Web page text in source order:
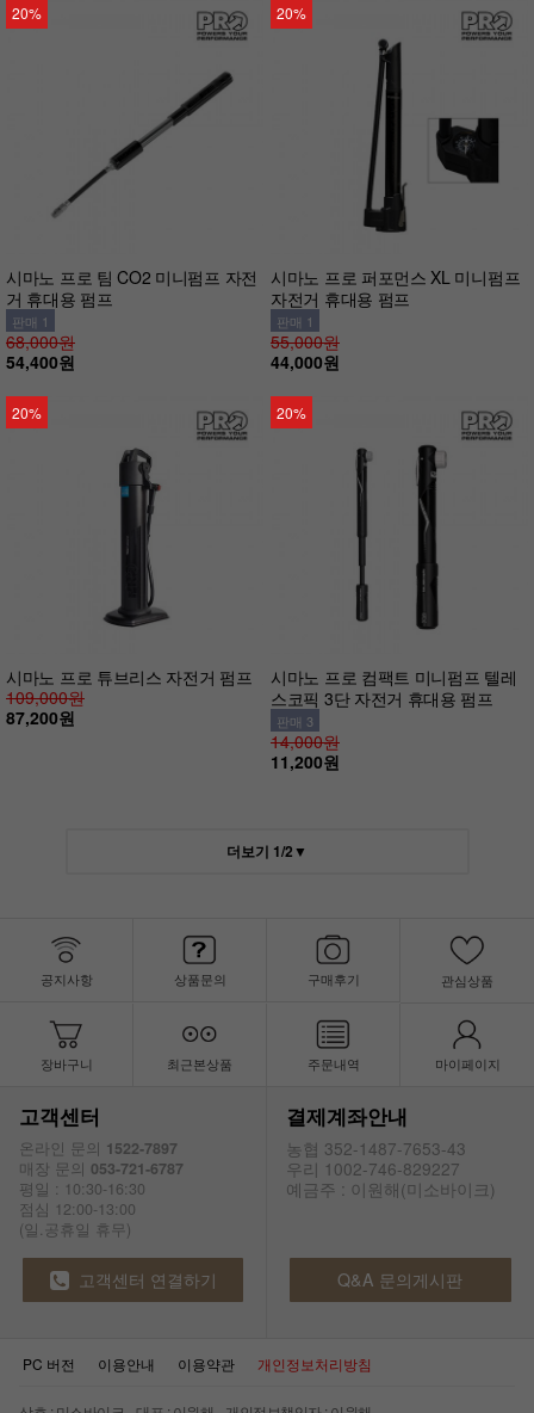
20%
시마노 프로 팀 CO2 미니펌프 자전
거 휴대용 펌프
판매 1
68,000원
54,400원
20%
시마노 프로 퍼포먼스 XL 미니펌프
자전거 휴대용 펌프
판매 1
55,000원
44,000원
20%
시마노 프로 튜브리스 자전거 펌프
109,000원
87,200원
20%
시마노 프로 컴팩트 미니펌프 텔레
스코픽 3단 자전거 휴대용 펌프
판매 3
14,000원
11,200원
더보기 1/2▼
공지사항 상품문의 구매후기 관심상품
장바구니 최근본상품 주문내역 마이페이지
고객센터
온라인 문의 1522-7897
매장 문의 053-721-6787
평일 : 10:30-16:30
점심 12:00-13:00
(일.공휴일 휴무)
결제계좌안내
농협 352-1487-7653-43
우리 1002-746-829227
예금주 : 이원해(미소바이크)
고객센터 연결하기 Q&A 문의게시판
PC 버전 이용안내 이용약관 개인정보처리방침